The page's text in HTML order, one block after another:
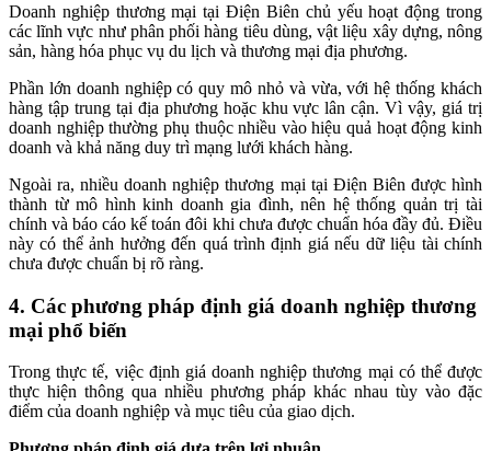
Doanh nghiệp thương mại tại Điện Biên chủ yếu hoạt động trong
các lĩnh vực như phân phối hàng tiêu dùng, vật liệu xây dựng, nông
sản, hàng hóa phục vụ du lịch và thương mại địa phương.
Phần lớn doanh nghiệp có quy mô nhỏ và vừa, với hệ thống khách
hàng tập trung tại địa phương hoặc khu vực lân cận. Vì vậy, giá trị
doanh nghiệp thường phụ thuộc nhiều vào hiệu quả hoạt động kinh
doanh và khả năng duy trì mạng lưới khách hàng.
Ngoài ra, nhiều doanh nghiệp thương mại tại Điện Biên được hình
thành từ mô hình kinh doanh gia đình, nên hệ thống quản trị tài
chính và báo cáo kế toán đôi khi chưa được chuẩn hóa đầy đủ. Điều
này có thể ảnh hưởng đến quá trình định giá nếu dữ liệu tài chính
chưa được chuẩn bị rõ ràng.
4. Các phương pháp định giá doanh nghiệp thương
mại phổ biến
Trong thực tế, việc định giá doanh nghiệp thương mại có thể được
thực hiện thông qua nhiều phương pháp khác nhau tùy vào đặc
điểm của doanh nghiệp và mục tiêu của giao dịch.